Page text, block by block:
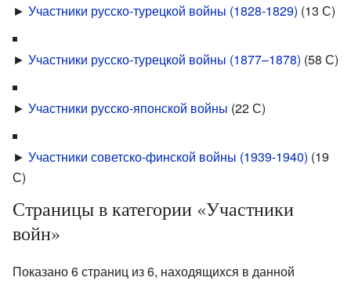
► Участники русско-турецкой войны (1828-1829) (13 С)
► Участники русско-турецкой войны (1877–1878) (58 С)
► Участники русско-японской войны (22 С)
► Участники советско-финской войны (1939-1940) (19
С)
Страницы в категории «Участники
войн»
Показано 6 страниц из 6, находящихся в данной